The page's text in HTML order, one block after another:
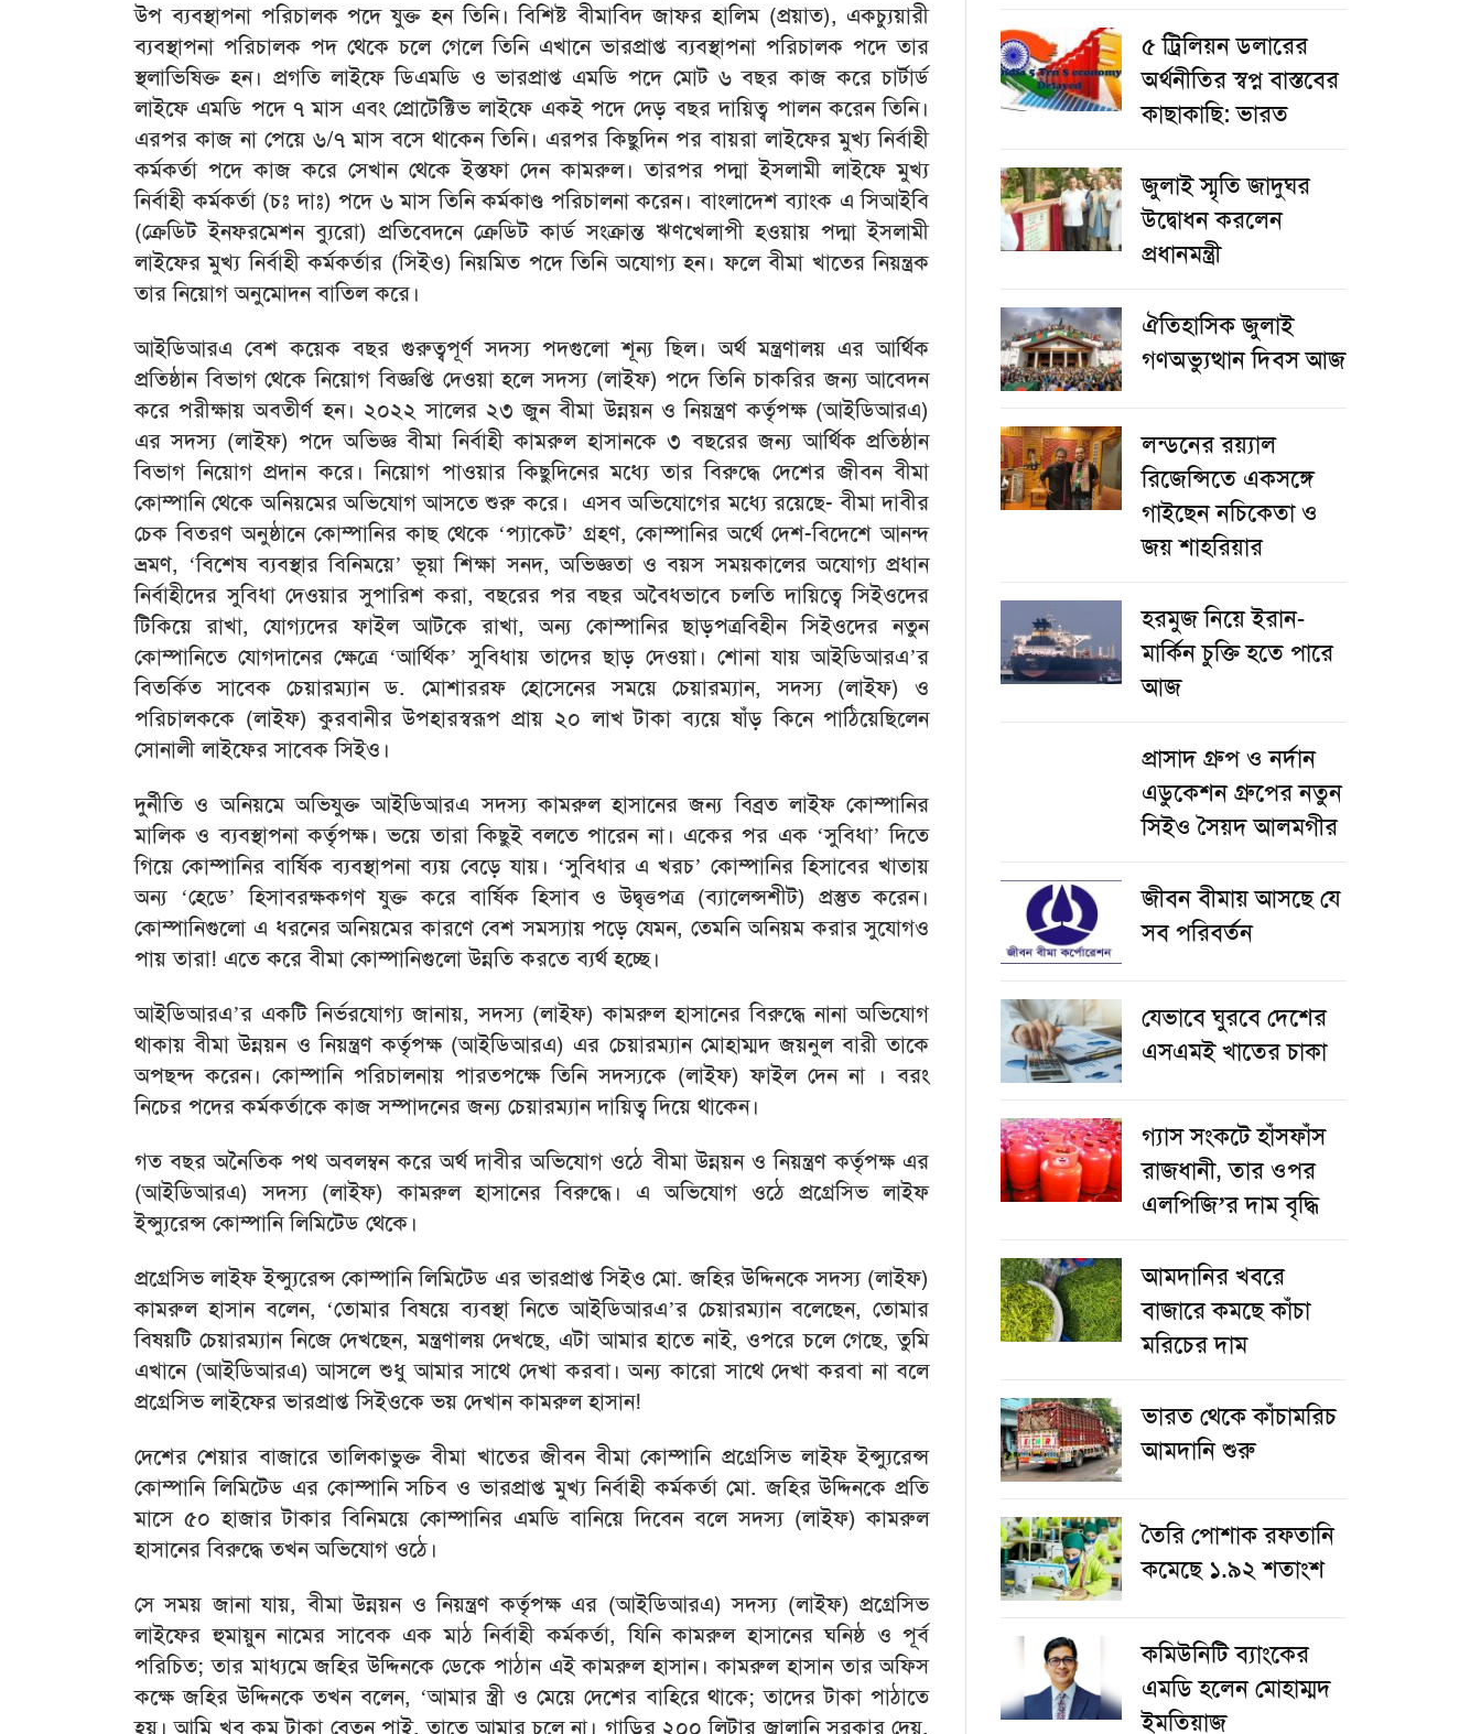
উপ ব্যবস্থাপনা পরিচালক পদে যুক্ত হন তিনি। বিশিষ্ট বীমাবিদ জাফর হালিম (প্রয়াত), একচ্যুয়ারী
ব্যবস্থাপনা পরিচালক পদ থেকে চলে গেলে তিনি এখানে ভারপ্রাপ্ত ব্যবস্থাপনা পরিচালক পদে তার
স্থলাভিষিক্ত হন। প্রগতি লাইফে ডিএমডি ও ভারপ্রাপ্ত এমডি পদে মোট ৬ বছর কাজ করে চার্টার্ড
লাইফে এমডি পদে ৭ মাস এবং প্রোটেক্টিভ লাইফে একই পদে দেড় বছর দায়িত্ব পালন করেন তিনি।
এরপর কাজ না পেয়ে ৬/৭ মাস বসে থাকেন তিনি। এরপর কিছুদিন পর বায়রা লাইফের মুখ্য নির্বাহী
কর্মকর্তা পদে কাজ করে সেখান থেকে ইস্তফা দেন কামরুল। তারপর পদ্মা ইসলামী লাইফে মুখ্য
নির্বাহী কর্মকর্তা (চঃ দাঃ) পদে ৬ মাস তিনি কর্মকাণ্ড পরিচালনা করেন। বাংলাদেশ ব্যাংক এ সিআইবি
(ক্রেডিট ইনফরমেশন ব্যুরো) প্রতিবেদনে ক্রেডিট কার্ড সংক্রান্ত ঋণখেলাপী হওয়ায় পদ্মা ইসলামী
লাইফের মুখ্য নির্বাহী কর্মকর্তার (সিইও) নিয়মিত পদে তিনি অযোগ্য হন। ফলে বীমা খাতের নিয়ন্ত্রক
তার নিয়োগ অনুমোদন বাতিল করে।
আইডিআরএ বেশ কয়েক বছর গুরুত্বপূর্ণ সদস্য পদগুলো শূন্য ছিল। অর্থ মন্ত্রণালয় এর আর্থিক
প্রতিষ্ঠান বিভাগ থেকে নিয়োগ বিজ্ঞপ্তি দেওয়া হলে সদস্য (লাইফ) পদে তিনি চাকরির জন্য আবেদন
করে পরীক্ষায় অবতীর্ণ হন। ২০২২ সালের ২৩ জুন বীমা উন্নয়ন ও নিয়ন্ত্রণ কর্তৃপক্ষ (আইডিআরএ)
এর সদস্য (লাইফ) পদে অভিজ্ঞ বীমা নির্বাহী কামরুল হাসানকে ৩ বছরের জন্য আর্থিক প্রতিষ্ঠান
বিভাগ নিয়োগ প্রদান করে। নিয়োগ পাওয়ার কিছুদিনের মধ্যে তার বিরুদ্ধে দেশের জীবন বীমা
কোম্পানি থেকে অনিয়মের অভিযোগ আসতে শুরু করে। এসব অভিযোগের মধ্যে রয়েছে- বীমা দাবীর
চেক বিতরণ অনুষ্ঠানে কোম্পানির কাছ থেকে ‘প্যাকেট’ গ্রহণ, কোম্পানির অর্থে দেশ-বিদেশে আনন্দ
ভ্রমণ, ‘বিশেষ ব্যবস্থার বিনিময়ে’ ভূয়া শিক্ষা সনদ, অভিজ্ঞতা ও বয়স সময়কালের অযোগ্য প্রধান
নির্বাহীদের সুবিধা দেওয়ার সুপারিশ করা, বছরের পর বছর অবৈধভাবে চলতি দায়িত্বে সিইওদের
টিকিয়ে রাখা, যোগ্যদের ফাইল আটকে রাখা, অন্য কোম্পানির ছাড়পত্রবিহীন সিইওদের নতুন
কোম্পানিতে যোগদানের ক্ষেত্রে ‘আর্থিক’ সুবিধায় তাদের ছাড় দেওয়া। শোনা যায় আইডিআরএ’র
বিতর্কিত সাবেক চেয়ারম্যান ড. মোশাররফ হোসেনের সময়ে চেয়ারম্যান, সদস্য (লাইফ) ও
পরিচালককে (লাইফ) কুরবানীর উপহারস্বরূপ প্রায় ২০ লাখ টাকা ব্যয়ে ষাঁড় কিনে পাঠিয়েছিলেন
সোনালী লাইফের সাবেক সিইও।
দুর্নীতি ও অনিয়মে অভিযুক্ত আইডিআরএ সদস্য কামরুল হাসানের জন্য বিব্রত লাইফ কোম্পানির
মালিক ও ব্যবস্থাপনা কর্তৃপক্ষ। ভয়ে তারা কিছুই বলতে পারেন না। একের পর এক ‘সুবিধা’ দিতে
গিয়ে কোম্পানির বার্ষিক ব্যবস্থাপনা ব্যয় বেড়ে যায়। ‘সুবিধার এ খরচ’ কোম্পানির হিসাবের খাতায়
অন্য ‘হেডে’ হিসাবরক্ষকগণ যুক্ত করে বার্ষিক হিসাব ও উদ্বৃত্তপত্র(ব্যালেন্সশীট) প্রস্তুত করেন।
কোম্পানিগুলো এ ধরনের অনিয়মের কারণে বেশ সমস্যায় পড়ে যেমন, তেমনি অনিয়ম করার সুযোগও
পায় তারা! এতে করে বীমা কোম্পানিগুলো উন্নতি করতে ব্যর্থ হচ্ছে।
আইডিআরএ’র একটি নির্ভরযোগ্য জানায়, সদস্য (লাইফ) কামরুল হাসানের বিরুদ্ধে নানা অভিযোগ
থাকায় বীমা উন্নয়ন ও নিয়ন্ত্রণ কর্তৃপক্ষ (আইডিআরএ) এর চেয়ারম্যান মোহাম্মদ জয়নুল বারী তাকে
অপছন্দ করেন। কোম্পানি পরিচালনায় পারতপক্ষে তিনি সদস্যকে (লাইফ) ফাইল দেন না । বরং
নিচের পদের কর্মকর্তাকে কাজ সম্পাদনের জন্য চেয়ারম্যান দায়িত্ব দিয়ে থাকেন।
গত বছর অনৈতিক পথ অবলম্বন করে অর্থ দাবীর অভিযোগ ওঠে বীমা উন্নয়ন ও নিয়ন্ত্রণ কর্তৃপক্ষ এর
(আইডিআরএ) সদস্য (লাইফ) কামরুল হাসানের বিরুদ্ধে। এ অভিযোগ ওঠে প্রগ্রেসিভ লাইফ
ইন্স্যুরেন্স কোম্পানি লিমিটেড থেকে।
প্রগ্রেসিভ লাইফ ইন্স্যুরেন্স কোম্পানি লিমিটেড এর ভারপ্রাপ্ত সিইও মো. জহির উদ্দিনকে সদস্য (লাইফ)
কামরুল হাসান বলেন, ‘তোমার বিষয়ে ব্যবস্থা নিতে আইডিআরএ’র চেয়ারম্যান বলেছেন, তোমার
বিষয়টি চেয়ারম্যান নিজে দেখছেন, মন্ত্রণালয় দেখছে, এটা আমার হাতে নাই, ওপরে চলে গেছে, তুমি
এখানে (আইডিআরএ) আসলে শুধু আমার সাথে দেখা করবা। অন্য কারো সাথে দেখা করবা না বলে
প্রগ্রেসিভ লাইফের ভারপ্রাপ্ত সিইওকে ভয় দেখান কামরুল হাসান!
দেশের শেয়ার বাজারে তালিকাভুক্ত বীমা খাতের জীবন বীমা কোম্পানি প্রগ্রেসিভ লাইফ ইন্স্যুরেন্স
কোম্পানি লিমিটেড এর কোম্পানি সচিব ও ভারপ্রাপ্ত মুখ্য নির্বাহী কর্মকর্তা মো. জহির উদ্দিনকে প্রতি
মাসে ৫০ হাজার টাকার বিনিময়ে কোম্পানির এমডি বানিয়ে দিবেন বলে সদস্য (লাইফ) কামরুল
হাসানের বিরুদ্ধে তখন অভিযোগ ওঠে।
সে সময় জানা যায়, বীমা উন্নয়ন ও নিয়ন্ত্রণ কর্তৃপক্ষ এর (আইডিআরএ) সদস্য (লাইফ) প্রগ্রেসিভ
লাইফের হুমায়ুন নামের সাবেক এক মাঠ নির্বাহী কর্মকর্তা, যিনি কামরুল হাসানের ঘনিষ্ঠ ও পূর্ব
পরিচিত; তার মাধ্যমে জহির উদ্দিনকে ডেকে পাঠান এই কামরুল হাসান। কামরুল হাসান তার অফিস
কক্ষে জহির উদ্দিনকে তখন বলেন, ‘আমার স্ত্রী ও মেয়ে দেশের বাহিরে থাকে; তাদের টাকা পাঠাতে
হয়। আমি খুব কম টাকা বেতন পাই, তাতে আমার চলে না। গাড়ির ২০০ লিটার জ্বালানি সরকার দেয়,
৫ ট্রিলিয়ন ডলারের
অর্থনীতির স্বপ্ন বাস্তবের
কাছাকাছি: ভারত
জুলাই স্মৃতি জাদুঘর
উদ্বোধন করলেন
প্রধানমন্ত্রী
ঐতিহাসিক জুলাই
গণঅভ্যুত্থান দিবস আজ
লন্ডনের রয়্যাল
রিজেন্সিতে একসঙ্গে
গাইছেন নচিকেতা ও
জয় শাহরিয়ার
হরমুজ নিয়ে ইরান-
মার্কিন চুক্তি হতে পারে
আজ
প্রাসাদ গ্রুপ ও নর্দান
এডুকেশন গ্রুপের নতুন
সিইও সৈয়দ আলমগীর
জীবন বীমায় আসছে যে
সব পরিবর্তন
যেভাবে ঘুরবে দেশের
এসএমই খাতের চাকা
গ্যাস সংকটে হাঁসফাঁস
রাজধানী, তার ওপর
এলপিজি’র দাম বৃদ্ধি
আমদানির খবরে
বাজারে কমছে কাঁচা
মরিচের দাম
ভারত থেকে কাঁচামরিচ
আমদানি শুরু
তৈরি পোশাক রফতানি
কমেছে ১.৯২ শতাংশ
কমিউনিটি ব্যাংকের
এমডি হলেন মোহাম্মদ
ইমতিয়াজ